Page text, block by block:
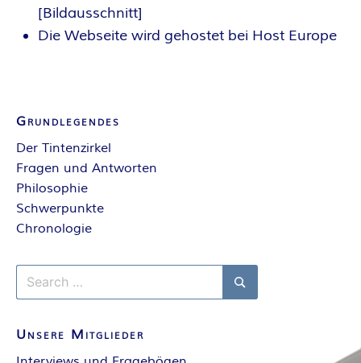
E
S
[Bildausschnitt]
Die Webseite wird gehostet bei Host Europe
Grundlegendes
Der Tintenzirkel
Fragen und Antworten
Philosophie
Schwerpunkte
Chronologie
Search
for:
Search
Unsere Mitglieder